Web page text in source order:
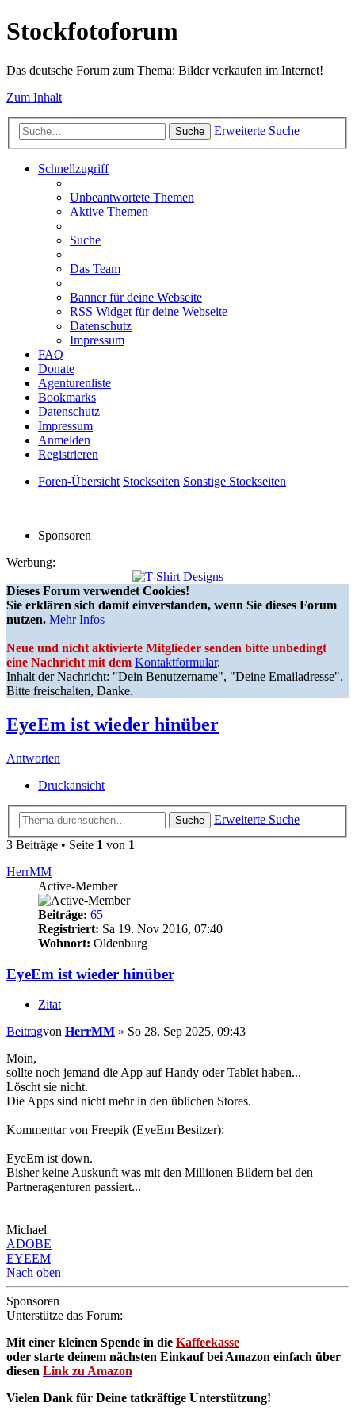
Stockfotoforum
Das deutsche Forum zum Thema: Bilder verkaufen im Internet!
Zum Inhalt
Suche Erweiterte Suche
Schnellzugriff
Unbeantwortete Themen
Aktive Themen
Suche
Das Team
Banner für deine Webseite
RSS Widget für deine Webseite
Datenschutz
Impressum
FAQ
Donate
Agenturenliste
Bookmarks
Datenschutz
Impressum
Anmelden
Registrieren
Foren-Übersicht Stockseiten Sonstige Stockseiten
Sponsoren
Werbung:
Dieses Forum verwendet Cookies!
Sie erklären sich damit einverstanden, wenn Sie dieses Forum
nutzen. Mehr Infos
Neue und nicht aktivierte Mitglieder senden bitte unbedingt
eine Nachricht mit dem Kontaktformular.
Inhalt der Nachricht: "Dein Benutzername", "Deine Emailadresse".
Bitte freischalten, Danke.
EyeEm ist wieder hinüber
Antworten
Druckansicht
Suche
Erweiterte Suche
3 Beiträge • Seite 1 von 1
HerrMM
Active-Member
Beiträge: 65
Registriert: Sa 19. Nov 2016, 07:40
Wohnort: Oldenburg
EyeEm ist wieder hinüber
Zitat
Beitragvon HerrMM » So 28. Sep 2025, 09:43
Moin,
sollte noch jemand die App auf Handy oder Tablet haben...
Löscht sie nicht.
Die Apps sind nicht mehr in den üblichen Stores.
Kommentar von Freepik (EyeEm Besitzer):
EyeEm ist down.
Bisher keine Auskunft was mit den Millionen Bildern bei den
Partneragenturen passiert...
Michael
ADOBE
EYEEM
Nach oben
Sponsoren
Unterstütze das Forum:
Mit einer kleinen Spende in die Kaffeekasse
oder starte deinem nächsten Einkauf bei Amazon einfach über
diesen Link zu Amazon
Vielen Dank für Deine tatkräftige Unterstützung!